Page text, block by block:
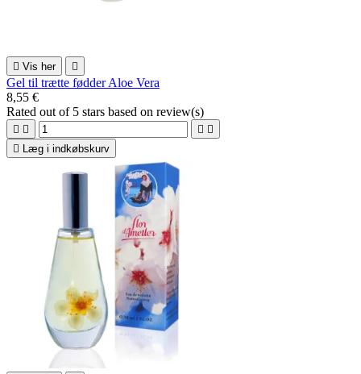
 Vis her 
Gel til trætte fødder Aloe Vera
8,55 €
Rated out of 5 stars based on review(s)
   

Læg i indkøbskurv